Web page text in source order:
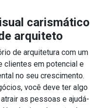
carismático
arquiteto
de arquitetura com um
clientes em potencial e
no seu crescimento.
você deve ter algo
as pessoas e ajudá-